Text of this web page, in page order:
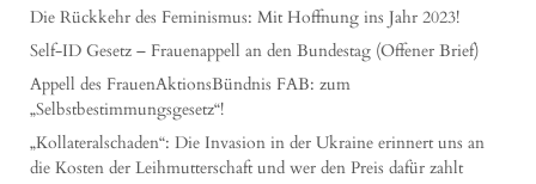
Die Rückkehr des Feminismus: Mit Hoffnung ins Jahr 2023!
Self-ID Gesetz – Frauenappell an den Bundestag (Offener Brief)
Appell des FrauenAktionsBündnis FAB: zum
„Selbstbestimmungsgesetz“!
„Kollateralschaden“: Die Invasion in der Ukraine erinnert uns an
die Kosten der Leihmutterschaft und wer den Preis dafür zahlt